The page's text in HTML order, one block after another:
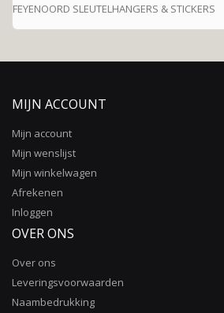
FEYENOORD SLEUTELHANGERS & STICKERS
MIJN ACCOUNT
Mijn account
Mijn wenslijst
Mijn winkelwagen
Afrekenen
Inloggen
OVER ONS
Over ons
Leveringsvoorwaarden
Naambedrukking